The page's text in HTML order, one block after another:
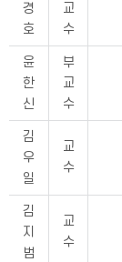
경
호
교
수
윤
한
신
부
교
수
김
우
일
교
수
김
지
범
교
수